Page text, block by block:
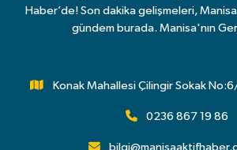
Haber’de! Son dakika gelişmeleri,
gündem burada. Manisa'nın
Konak Mahallesi Çilingir Sokak
0236 867 19 86